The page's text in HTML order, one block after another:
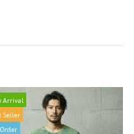
Arrival
Seller